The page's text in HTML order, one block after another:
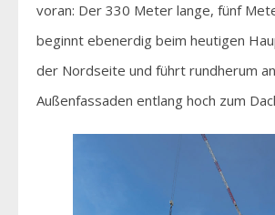
voran: Der 330 Meter lange, fünf
beginnt ebenerdig beim heutigen
der Nordseite und führt rundherum
Außenfassaden entlang hoch zum